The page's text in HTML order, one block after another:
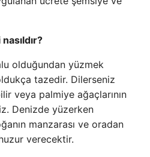
olduğundan yüzmek
tazedir. Dilerseniz
veya palmiye ağaçlarının
Denizde yüzerken
manzarası ve oradan
verecektir.